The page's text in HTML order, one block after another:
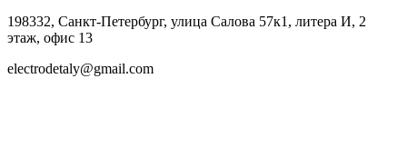
198332, Санкт-Петербург, улица Салова 57к1, литера И, 2
этаж, офис 13
electrodetaly@gmail.com